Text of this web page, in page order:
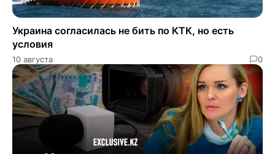
Украина согласилась не бить по КТК, но есть
условия
10 августа 0